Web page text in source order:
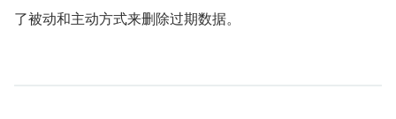
了被动和主动方式来删除过期数据。